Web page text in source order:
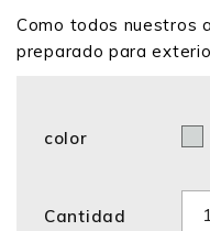
Como todos nuestros
preparado para
color
Cantidad